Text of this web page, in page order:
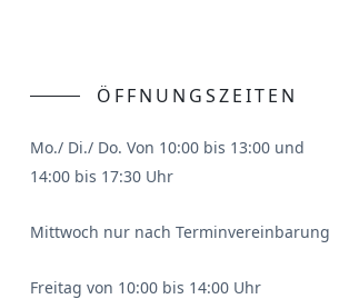
ÖFFNUNGSZEITEN
Mo./ Di./ Do. Von 10:00 bis 13:00 und
14:00 bis 17:30 Uhr
Mittwoch nur nach Terminvereinbarung
Freitag von 10:00 bis 14:00 Uhr